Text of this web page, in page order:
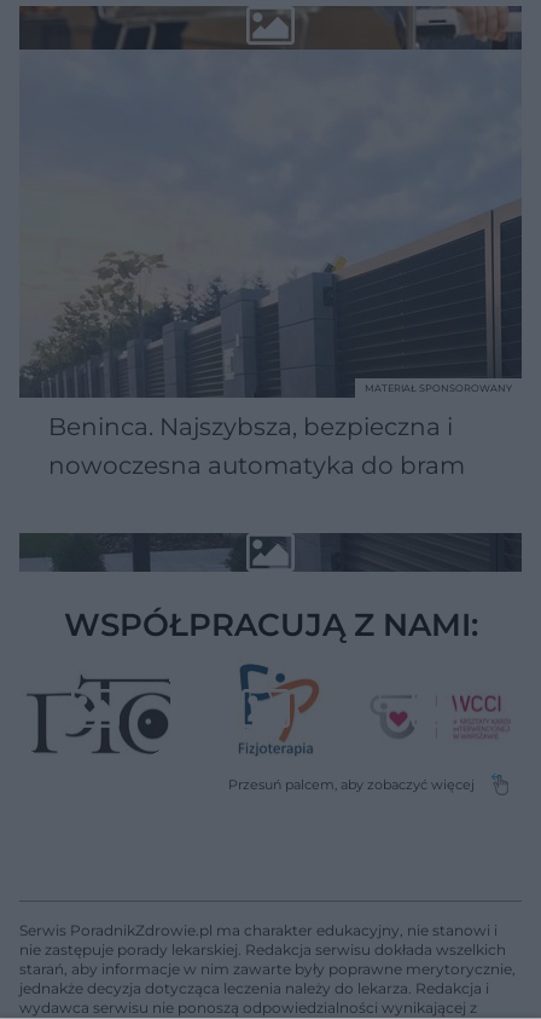
Beninca. Najszybsza, bezpieczna i
nowoczesna automatyka do bram
MATERIAŁ SPONSOROWANY
WSPÓŁPRACUJĄ Z NAMI:
Serwis PoradnikZdrowie.pl ma charakter edukacyjny, nie stanowi i
nie zastępuje porady lekarskiej. Redakcja serwisu dokłada wszelkich
starań, aby informacje w nim zawarte były poprawne merytorycznie,
jednakże decyzja dotycząca leczenia należy do lekarza. Redakcja i
wydawca serwisu nie ponoszą odpowiedzialności wynikającej z